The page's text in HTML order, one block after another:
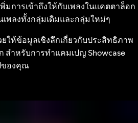
มการเข้าถึงให้กับเพลงในแคตตาล็อก
พลงทั้งกลุ่มเดิมและกลุ่มใหม่ๆ
ยให้ข้อมูลเชิงลึกเกี่ยวกับประสิทธิภาพ
สำหรับการทำแคมเปญ Showcase
ของคุณ